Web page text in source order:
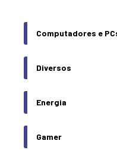
Computadores e
Diversos
Energia
Gamer